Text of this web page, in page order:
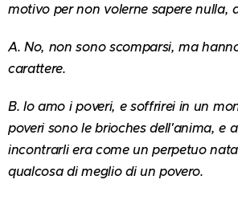
motivo per non volerne sapere nulla,
A. No, non sono scomparsi, ma
carattere.
B. Io amo i poveri, e soffrirei in un
poveri sono le brioches dell'anima, e
incontrarli era come un perpetuo
qualcosa di meglio di un povero.